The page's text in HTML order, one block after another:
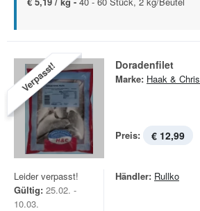
Verpasst! Doradenfilet
Marke: Haak &
Preis: € 12,99
Leider verpasst!
Gültig: 25.02. -
10.03.
Händler: Rullko